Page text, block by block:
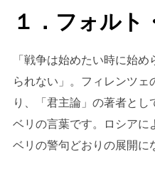
１．フォルト
「戦争は始めたい時に始
られない」。フィレンツェ
り、「君主論」の著者と
ベリの言葉です。ロシアに
ベリの警句どおりの展開に